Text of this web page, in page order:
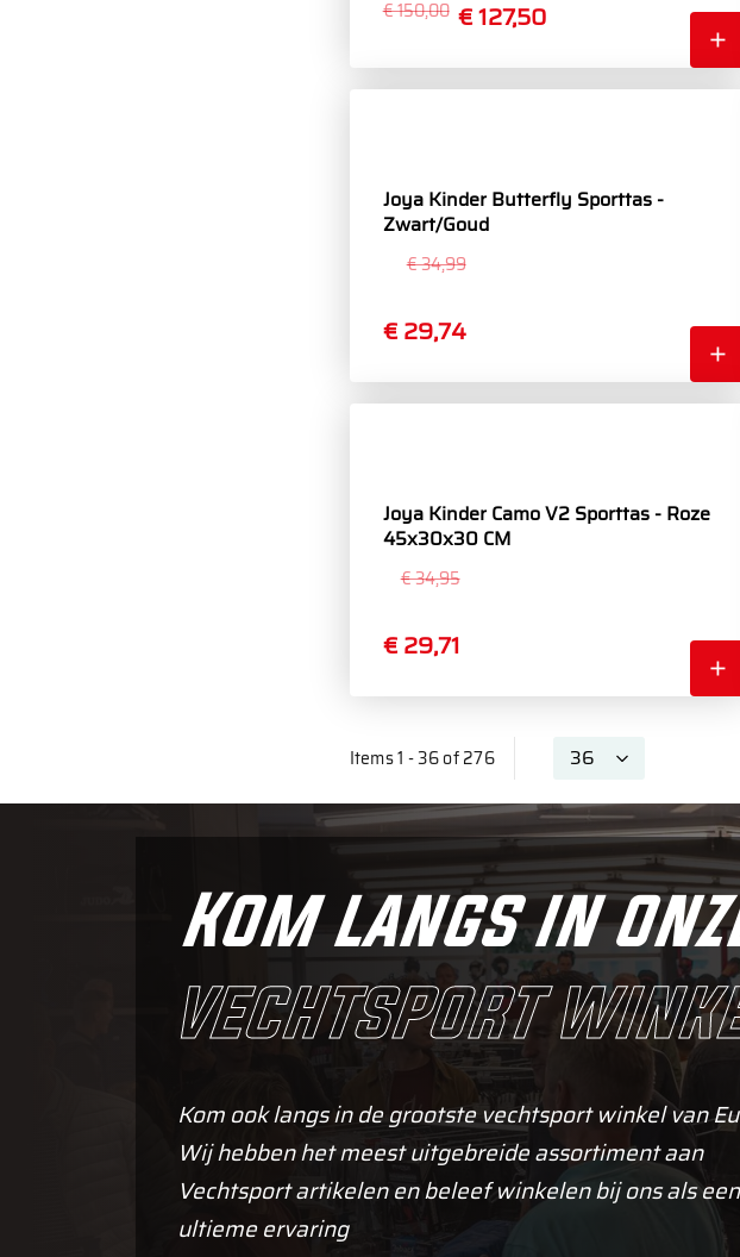
€ 127,50
€ 150,00
Joya Kinder Butterfly Sporttas -
Zwart/Goud
€ 34,99
€ 29,74
Joya Kinder Camo V2 Sporttas - Roze
45x30x30 CM
€ 34,95
€ 29,71
Items 1 - 36 of 276
Kom langs in
vechtsport
Kom ook langs in de grootste vechtsport winkel van
Wij hebben het meest uitgebreide assortiment aan
Vechtsport artikelen en beleef winkelen bij ons als een
ultieme ervaring